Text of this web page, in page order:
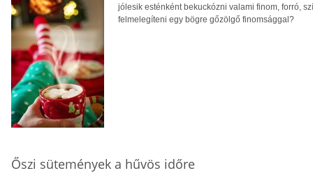
jólesik esténként bekuckózni valami finom, forró,
felmelegíteni egy bögre gőzölgő finomsággal?
Őszi sütemények a hűvös időre